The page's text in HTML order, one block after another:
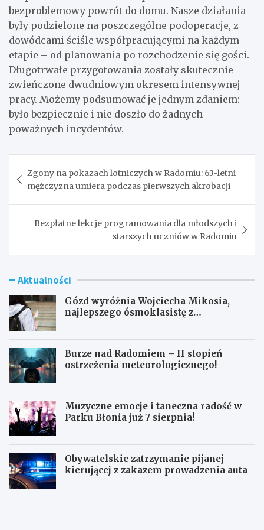
bezproblemowy powrót do domu. Nasze działania
były podzielone na poszczególne podoperacje, z
dowódcami ściśle współpracującymi na każdym
etapie – od planowania po rozchodzenie się gości.
Długotrwałe przygotowania zostały skutecznie
zwieńczone dwudniowym okresem intensywnej
pracy. Możemy podsumować je jednym zdaniem:
było bezpiecznie i nie doszło do żadnych
poważnych incydentów.
wpisu
Zgony na pokazach lotniczych w Radomiu: 63-letni
mężczyzna umiera podczas pierwszych akrobacji
Bezpłatne lekcje programowania dla młodszych i
starszych uczniów w Radomiu
Aktualności
Gózd wyróżnia Wojciecha Mikosia,
najlepszego ósmoklasistę z
Burze nad Radomiem – II stopień
ostrzeżenia meteorologicznego!
Muzyczne emocje i taneczna radość w
Parku Błonia już 7 sierpnia!
Obywatelskie zatrzymanie pijanej
kierującej z zakazem prowadzenia auta
G
B